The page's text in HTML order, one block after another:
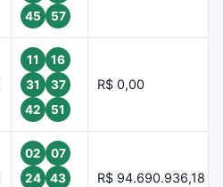
45
57
11
16
31
37
42
51
R$ 0,00
02
07
24
43
R$ 94.690.936,18